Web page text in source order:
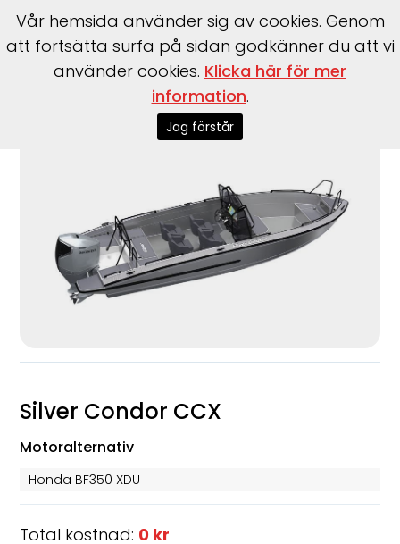
Båtmärken>Silver>Condor CCX
Silver Condor CCX
Motoralternativ
Honda BF350 XDU
Total kostnad: 0 kr
Vår hemsida använder sig av cookies. Genom
att fortsätta surfa på sidan godkänner du att vi
använder cookies. Klicka här för mer
information.
Jag förstår